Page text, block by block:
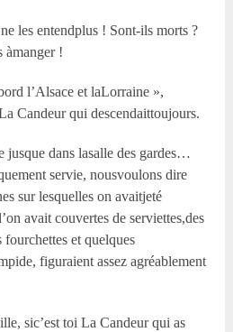
les entendplus ! Sont-ils morts ?
àmanger !
l’Alsace et laLorraine »,
Candeur qui descendaittoujours.
jusque dans lasalle des gardes…
servie, nousvoulons dire
sur lesquelles on avaitjeté
avait couvertes de serviettes,des
fourchettes et quelques
figuraient assez agréablement
sic’est toi La Candeur qui as